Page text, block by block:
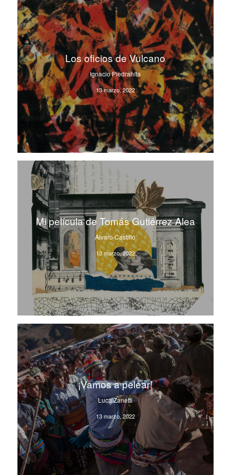
Los oficios de Vulcano
Ignacio Piedrahíta
13 marzo, 2022
Mi película de Tomás Gutiérrez Alea
Álvaro Castillo
13 marzo, 2022
¡Vamos a pelear!
Luca Zanetti
13 marzo, 2022